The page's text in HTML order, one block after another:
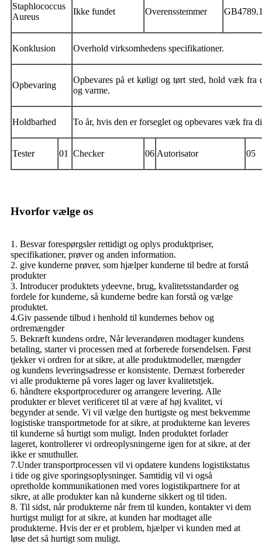
Staphlococcus
Aureus
Ikke fundet Overensstemmer
Konklusion Overhold virksomhedens specifikationer.
Opbevaring
Opbevares på et køligt og tørt sted, hold væk fra
og varme.
Holdbarhed To år, hvis den er forseglet og opbevares væk fra
Tester 01 Checker 06 Autorisator 05
Hvorfor vælge os
1. Besvar forespørgsler rettidigt og oplys produktpriser,
specifikationer, prøver og anden information.
2. give kunderne prøver, som hjælper kunderne til bedre at forstå
produkter
3. Introducer produktets ydeevne, brug, kvalitetsstandarder og
fordele for kunderne, så kunderne bedre kan forstå og vælge
produktet.
4.Giv passende tilbud i henhold til kundernes behov og
ordremængder
5. Bekræft kundens ordre, Når leverandøren modtager kundens
betaling, starter vi processen med at forberede forsendelsen. Først
tjekker vi ordren for at sikre, at alle produktmodeller, mængder
og kundens leveringsadresse er konsistente. Dernæst forbereder
vi alle produkterne på vores lager og laver kvalitetstjek.
6. håndtere eksportprocedurer og arrangere levering. Alle
produkter er blevet verificeret til at være af høj kvalitet, vi
begynder at sende. Vi vil vælge den hurtigste og mest bekvemme
logistiske transportmetode for at sikre, at produkterne kan leveres
til kunderne så hurtigt som muligt. Inden produktet forlader
lageret, kontrollerer vi ordreoplysningerne igen for at sikre, at der
ikke er smuthuller.
7.Under transportprocessen vil vi opdatere kundens logistikstatus
i tide og give sporingsoplysninger. Samtidig vil vi også
opretholde kommunikationen med vores logistikpartnere for at
sikre, at alle produkter kan nå kunderne sikkert og til tiden.
8. Til sidst, når produkterne når frem til kunden, kontakter vi dem
hurtigst muligt for at sikre, at kunden har modtaget alle
produkterne. Hvis der er et problem, hjælper vi kunden med at
løse det så hurtigt som muligt.